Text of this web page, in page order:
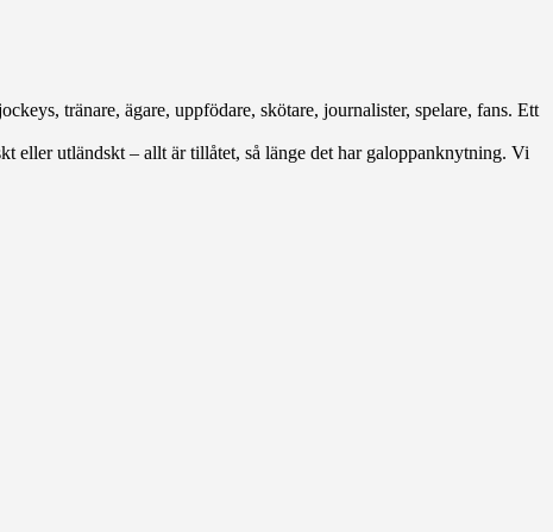
tränare, ägare, uppfödare, skötare, journalister, spelare, fans. Ett
eller utländskt – allt är tillåtet, så länge det har galoppanknytning. Vi